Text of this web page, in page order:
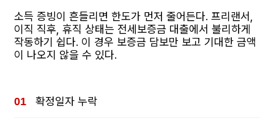
소득 증빙이 흔들리면 한도가 먼저 줄어든다. 프리랜서,
이직 직후, 휴직 상태는 전세보증금 대출에서 불리하게
작동하기 쉽다. 이 경우 보증금 담보만 보고 기대한 금액
이 나오지 않을 수 있다.
확정일자 누락